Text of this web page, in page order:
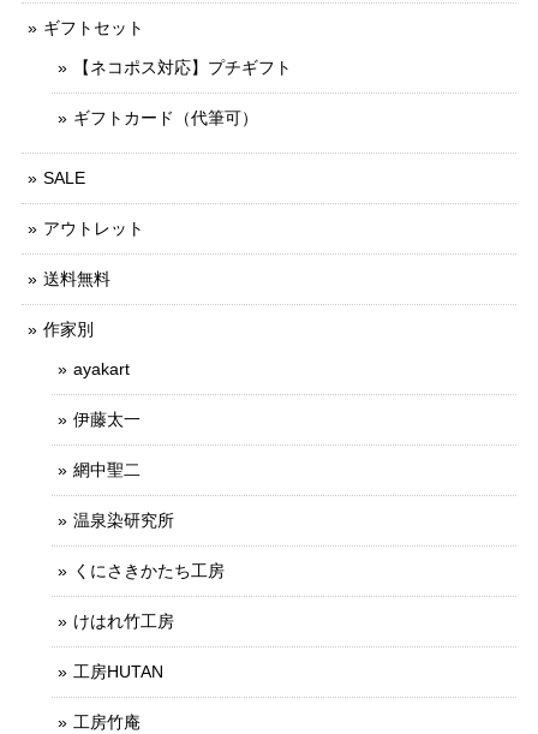
ギフトセット
【ネコポス対応】プチギフト
ギフトカード（代筆可）
SALE
アウトレット
送料無料
作家別
ayakart
伊藤太一
網中聖二
温泉染研究所
くにさきかたち工房
けはれ竹工房
工房HUTAN
工房竹庵